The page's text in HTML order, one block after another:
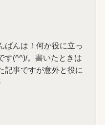
ばんは！何か役に立っ
す(^^)/。書いたときは
記事ですが意外と役に